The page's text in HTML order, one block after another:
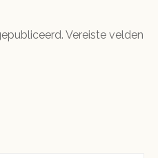
Vereiste velden